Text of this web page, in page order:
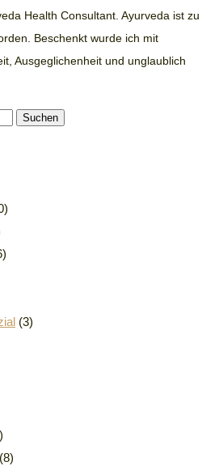
Health Consultant. Ayurveda ist zu
Beschenkt wurde ich mit
Ausgeglichenheit und unglaublich
(3)
(8)